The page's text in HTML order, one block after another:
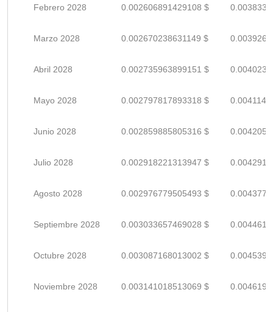
Febrero 2028 0.002606891429108 $
Marzo 2028 0.002670238631149 $
Abril 2028 0.002735963899151 $
Mayo 2028 0.002797817893318 $
Junio 2028 0.002859885805316 $
Julio 2028 0.002918221313947 $
Agosto 2028 0.002976779505493 $
Septiembre 2028 0.003033657469028 $
Octubre 2028 0.003087168013002 $
Noviembre 2028 0.003141018513069 $